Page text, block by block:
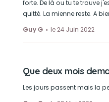
forte. De là ou tu te trouve
quitté. La mienne reste. A
Guy G
le 24 Juin 2022
Que deux mois
Les jours passent mais la